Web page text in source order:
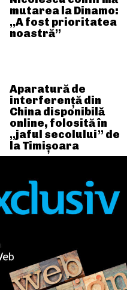
mutarea la Dinamo:
„A fost prioritatea
noastră”
Aparatură de
interferență din
China disponibilă
online, folosită în
„jaful secolului” de
la Timișoara